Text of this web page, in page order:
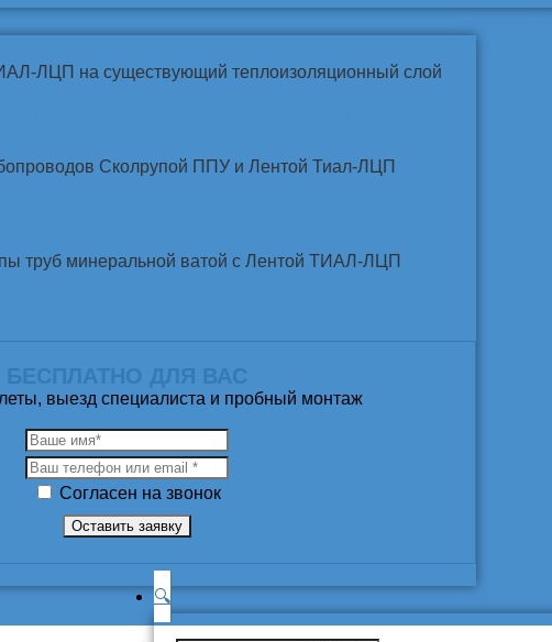
выезд специалиста и пробный монтаж
Согласен на звонок
🔍